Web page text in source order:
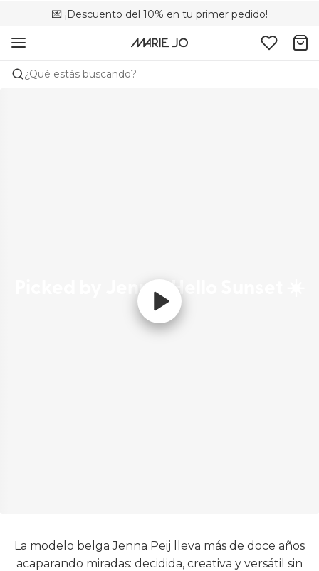
💌 ¡Descuento del 10% en tu primer pedido!
🚚 Envío gratuito a partir de 75 €
📦 Devoluciones gratuitas
¿Qué estás buscando?
Picked by Jenna: Hello Sunset ☀️
La modelo belga Jenna Peij lleva más de doce años
acaparando miradas: decidida, creativa y versátil sin